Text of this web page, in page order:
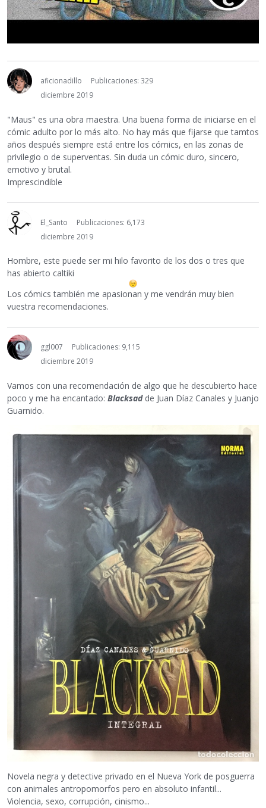
aficionadillo
Publicaciones: 329
diciembre 2019
"Maus" es una obra maestra. Una buena forma de iniciarse en el
cómic adulto por lo más alto. No hay más que fijarse que tamtos
años después siempre está entre los cómics, en las zonas de
privilegio o de superventas. Sin duda un cómic duro, sincero,
emotivo y brutal.
Imprescindible
El_Santo
Publicaciones: 6,173
diciembre 2019
Hombre, este puede ser mi hilo favorito de los dos o tres que
has abierto caltiki
Los cómics también me apasionan y me vendrán muy bien
vuestra recomendaciones.
ggl007
Publicaciones: 9,115
diciembre 2019
Vamos con una recomendación de algo que he descubierto hace
poco y me ha encantado: Blacksadde Juan Díaz Canales y Juanjo
Guarnido.
Novela negra y detective privado en el Nueva York de posguerra
con animales antropomorfos pero en absoluto infantil...
Violencia, sexo, corrupción, cinismo...